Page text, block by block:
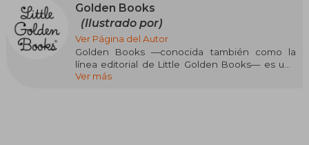
Golden Books
(Ilustrado por)
Ver Página del Autor
Golden Books —conocida también como la
línea editorial de Little Golden Books— es una
marca histórica de literatura infantil nacida en
Ver más